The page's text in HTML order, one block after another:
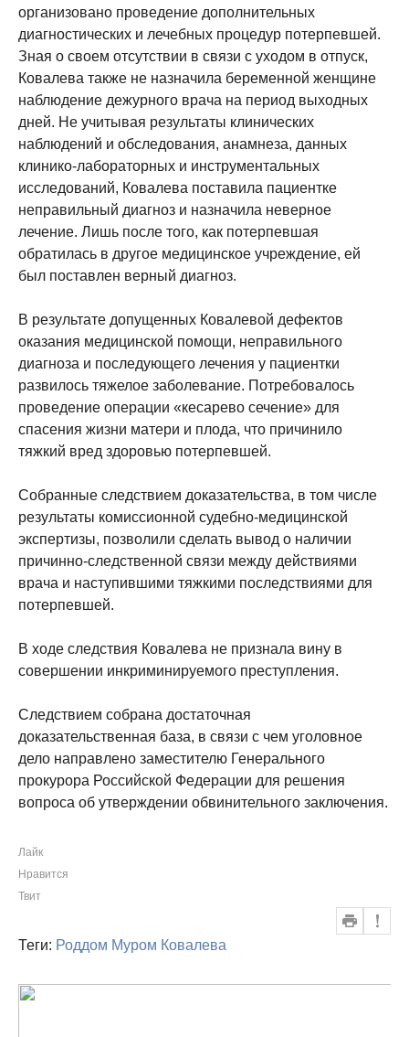
организовано проведение дополнительных
диагностических и лечебных процедур потерпевшей.
Зная о своем отсутствии в связи с уходом в отпуск,
Ковалева также не назначила беременной женщине
наблюдение дежурного врача на период выходных
дней. Не учитывая результаты клинических
наблюдений и обследования, анамнеза, данных
клинико-лабораторных и инструментальных
исследований, Ковалева поставила пациентке
неправильный диагноз и назначила неверное
лечение. Лишь после того, как потерпевшая
обратилась в другое медицинское учреждение, ей
был поставлен верный диагноз.
В результате допущенных Ковалевой дефектов
оказания медицинской помощи, неправильного
диагноза и последующего лечения у пациентки
развилось тяжелое заболевание. Потребовалось
проведение операции «кесарево сечение» для
спасения жизни матери и плода, что причинило
тяжкий вред здоровью потерпевшей.
Собранные следствием доказательства, в том числе
результаты комиссионной судебно-медицинской
экспертизы, позволили сделать вывод о наличии
причинно-следственной связи между действиями
врача и наступившими тяжкими последствиями для
потерпевшей.
В ходе следствия Ковалева не признала вину в
совершении инкриминируемого преступления.
Следствием собрана достаточная
доказательственная база, в связи с чем уголовное
дело направлено заместителю Генерального
прокурора Российской Федерации для решения
вопроса об утверждении обвинительного заключения.
Лайк
Нравится
Твит
Теги: Роддом Муром Ковалева